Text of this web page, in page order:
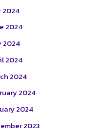
2024
2024
2024
2024
2024
2024
2024
2023